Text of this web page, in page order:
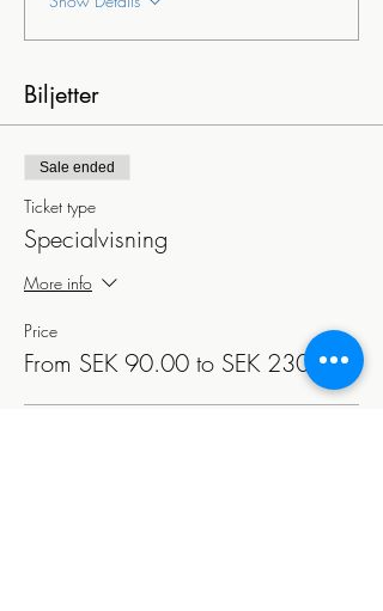
Biljetter
Sale ended
Ticket type
Specialvisning
More info
Price
From SEK 90.00 to SEK 230.00